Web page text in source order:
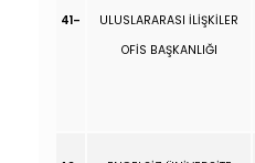
41-
ULUSLARARASI İLİŞKİLER
OFİS BAŞKANLIĞI